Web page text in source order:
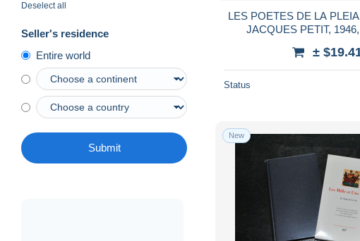
Deselect all
Seller's residence
Entire world
Submit
LES POETES DE LA
JACQUES PETIT,
±
Status
New